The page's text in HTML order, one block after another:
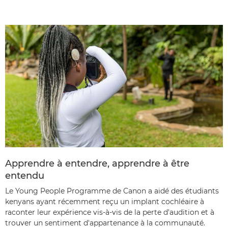
Apprendre à entendre, apprendre à être
entendu
Le Young People Programme de Canon a aidé des étudiants
kenyans ayant récemment reçu un implant cochléaire à
raconter leur expérience vis-à-vis de la perte d'audition et à
trouver un sentiment d'appartenance à la communauté.